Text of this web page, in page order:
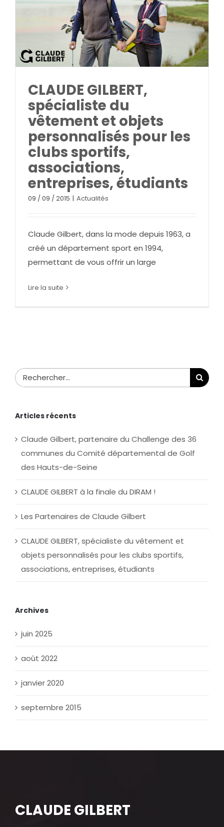
CLAUDE GILBERT,
spécialiste du
vêtement et objets
personnalisés pour les
clubs sportifs,
associations,
entreprises, étudiants
09 / 09 / 2015 | Actualités
Claude Gilbert, dans la mode depuis 1963, a
créé un département sport en 1994,
permettant de vous offrir un large
Lire la suite
Rechercher:
Articles récents
Claude Gilbert, partenaire du Challenge des 36
communes du Comité départemental de Golf
des Hauts-de-Seine
CLAUDE GILBERT à la finale du DIRAM !
Les Partenaires de Claude Gilbert
CLAUDE GILBERT, spécialiste du vêtement et
objets personnalisés pour les clubs sportifs,
associations, entreprises, étudiants
Archives
juin 2025
août 2022
janvier 2020
septembre 2015
CLAUDE GILBERT